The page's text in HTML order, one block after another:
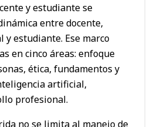
y estudiante se
entre docente,
estudiante. Ese marco
en cinco áreas: enfoque
ética, fundamentos y
artificial,
profesional.
no se limita al manejo de